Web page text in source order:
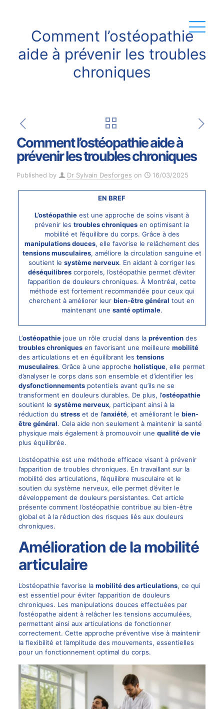
Comment l’ostéopathie
aide à prévenir les troubles
chroniques
Comment l’ostéopathie aide à
prévenir les troubles chroniques
Published by Dr Sylvain Desforges on 16/03/2025
EN BREF
L’ostéopathie est une approche de soins visant à
prévenir lestroubles chroniques en optimisant la
mobilité et l’équilibre du corps. Grâce à des
manipulations douces, elle favorise le relâchement des
tensions musculaires, améliore la circulation sanguine et
soutient lesystème nerveux. En aidant à corriger les
déséquilibres corporels, l’ostéopathie permet d’éviter
l’apparition dedouleurs chroniques. À Montréal, cette
méthode est fortement recommandée pour ceux qui
cherchent à améliorer leurbien-être général tout en
maintenant une santé optimale.
L’ostéopathiejoue un rôle crucial dans la préventiondes
troubles chroniquesen favorisant une meilleure mobilité
des articulations et en équilibrant les tensions
musculaires. Grâce à une approche holistique, elle permet
d’analyser le corps dans son ensemble et d’identifier les
dysfonctionnementspotentiels avant qu’ils ne se
transforment en douleurs durables. De plus, l’ostéopathie
soutient le système nerveux, participant ainsi à la
réduction du stresset de l’anxiété, et améliorant le bien-
être général. Cela aide non seulement à maintenir la santé
physique mais également à promouvoir une qualité de vie
plus équilibrée.
L’ostéopathie est une méthode efficace visant à prévenir
l’apparition de troubles chroniques. En travaillant sur la
mobilité des articulations, l’équilibre musculaire et le
soutien du système nerveux, elle permet d’éviter le
développement de douleurs persistantes. Cet article
présente comment l’ostéopathie contribue au bien-être
global et à la réduction des risques liés aux douleurs
chroniques.
Amélioration de la mobilité
articulaire
L’ostéopathie favorise la mobilité des articulations, ce qui
est essentiel pour éviter l’apparition de douleurs
chroniques. Les manipulations douces effectuées par
l’ostéopathe aident à relâcher les tensions accumulées,
permettant ainsi aux articulations de fonctionner
correctement. Cette approche préventive vise à maintenir
la flexibilité et l’amplitude des mouvements, essentielles
pour un fonctionnement optimal du corps.